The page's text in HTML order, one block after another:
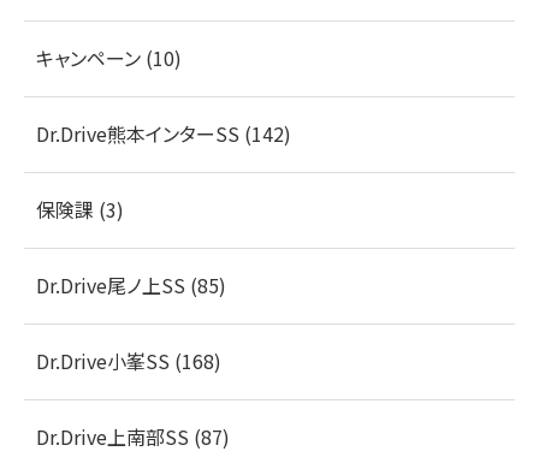
キャンペーン (10)
Dr.Drive熊本インターSS (142)
保険課 (3)
Dr.Drive尾ノ上SS (85)
Dr.Drive小峯SS (168)
Dr.Drive上南部SS (87)